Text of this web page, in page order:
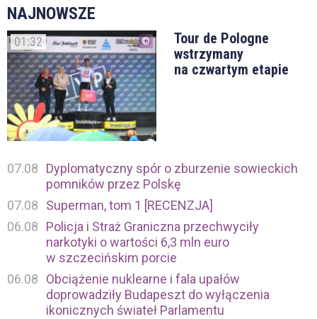
NAJNOWSZE
01:32
Tour de Pologne
wstrzymany
na czwartym etapie
07.08
Dyplomatyczny spór o zburzenie sowieckich
pomników przez Polskę
07.08
Superman, tom 1 [RECENZJA]
06.08
Policja i Straż Graniczna przechwyciły
narkotyki o wartości 6,3 mln euro
w szczecińskim porcie
06.08
Obciążenie nuklearne i fala upałów
doprowadziły Budapeszt do wyłączenia
ikonicznych świateł Parlamentu